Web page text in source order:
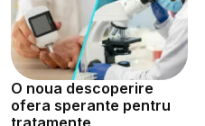
O noua descoperire
ofera sperante pentru
tratamente